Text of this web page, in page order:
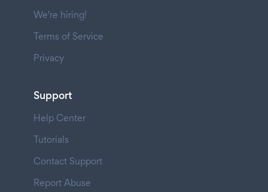
We're hiring!
Terms of Service
Privacy
Support
Help Center
Tutorials
Contact Support
Report Abuse